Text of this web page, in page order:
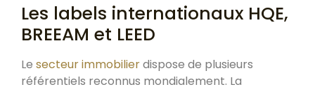
Les labels internationaux HQE,
BREEAM et LEED
Le secteur immobilierdispose de plusieurs
référentiels reconnus mondialement. La